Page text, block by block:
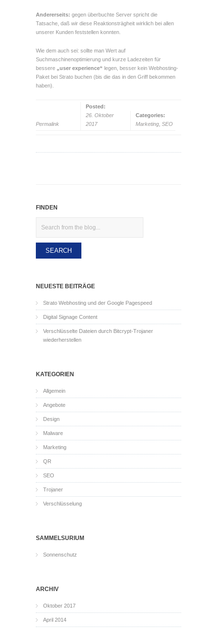
Andererseits: gegen überbuchte Server spricht die
Tatsache, daß wir diese Reaktionsträgheit wirklich bei allen
unserer Kunden feststellen konnten.
Wie dem auch sei: sollte man Wert auf
Suchmaschinenoptimierung und kurze Ladezeiten für
bessere „user experience“ legen, besser kein Webhosting-
Paket bei Strato buchen (bis die das in den Griff bekommen
haben).
Permalink
Posted:
26. Oktober
2017
Categories:
Marketing SEO
FINDEN
NEUESTE BEITRÄGE
Strato Webhosting und der Google Pagespeed
Digital Signage Content
Verschlüsselte Dateien durch Bitcrypt-Trojaner
wiederherstellen
KATEGORIEN
Allgemein
Angebote
Design
Malware
Marketing
QR
SEO
Trojaner
Verschlüsselung
SAMMELSURIUM
Sonnenschutz
ARCHIV
Oktober 2017
April 2014